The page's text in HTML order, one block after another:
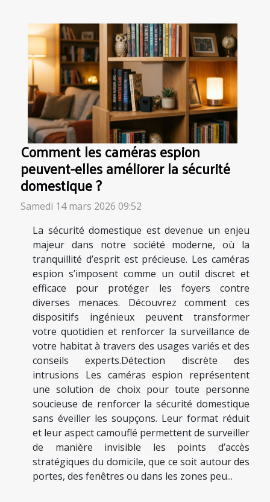
Comment les caméras espion
peuvent-elles améliorer la sécurité
domestique ?
Samedi 14 mars 2026 09:52
La sécurité domestique est devenue un enjeu
majeur dans notre société moderne, où la
tranquillité d’esprit est précieuse. Les caméras
espion s’imposent comme un outil discret et
efficace pour protéger les foyers contre
diverses menaces. Découvrez comment ces
dispositifs ingénieux peuvent transformer
votre quotidien et renforcer la surveillance de
votre habitat à travers des usages variés et des
conseils experts.Détection discrète des
intrusions Les caméras espion représentent
une solution de choix pour toute personne
soucieuse de renforcer la sécurité domestique
sans éveiller les soupçons. Leur format réduit
et leur aspect camouflé permettent de surveiller
de manière invisible les points d’accès
stratégiques du domicile, que ce soit autour des
portes, des fenêtres ou dans les zones peu...